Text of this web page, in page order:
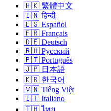
🇭🇰 繁體中文
🇮🇳 हिन्दी
🇪🇸 Español
🇫🇷 Français
🇩🇪 Deutsch
🇷🇺 Русский
🇵🇹 Português
🇯🇵 日本語
🇰🇷 한국어
🇻🇳 Tiếng Việt
🇮🇹 Italiano
🇹🇭 ไทย